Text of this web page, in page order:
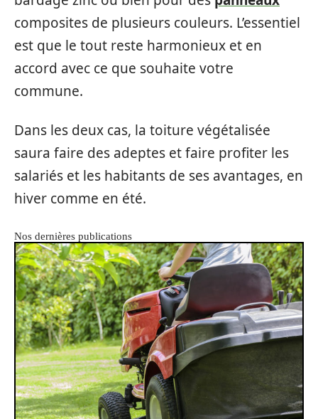
composites de plusieurs couleurs. L’essentiel
est que le tout reste harmonieux et en
accord avec ce que souhaite votre
commune.
Dans les deux cas, la toiture végétalisée
saura faire des adeptes et faire profiter les
salariés et les habitants de ses avantages, en
hiver comme en été.
Nos dernières publications